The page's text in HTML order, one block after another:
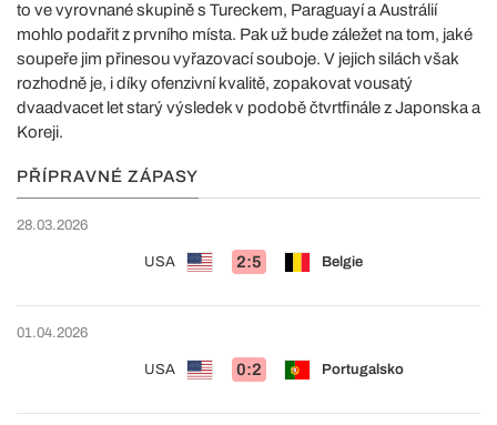
to ve vyrovnané skupině s Tureckem, Paraguayí a Austrálií
mohlo podařit z prvního místa. Pak už bude záležet na tom, jaké
soupeře jim přinesou vyřazovací souboje. V jejich silách však
rozhodně je, i díky ofenzivní kvalitě, zopakovat vousatý
dvaadvacet let starý výsledek v podobě čtvrtfinále z Japonska a
Koreji.
PŘÍPRAVNÉ ZÁPASY
28.03.2026
USA 2:5 Belgie
01.04.2026
USA 0:2 Portugalsko